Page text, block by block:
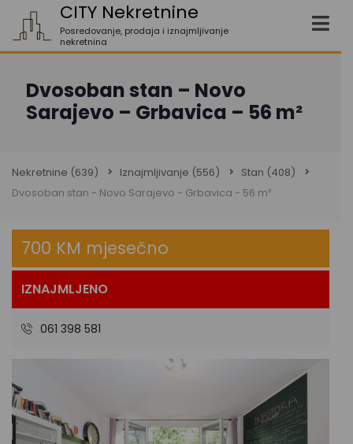
CITY Nekretnine
Posredovanje, prodaja i iznajmljivanje
nekretnina
Dvosoban stan – Novo
Sarajevo – Grbavica – 56 m²
Nekretnine (639) Iznajmljivanje (556) Stan (408)
Dvosoban stan - Novo Sarajevo - Grbavica - 56 m²
700 KM mjesečno
IZNAJMLJENO
061 398 581